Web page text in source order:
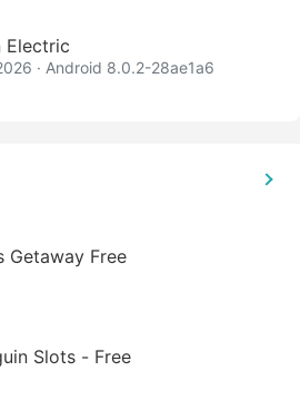
Electric
· Android 8.0.2-28ae1a6
Getaway Free
Slots - Free